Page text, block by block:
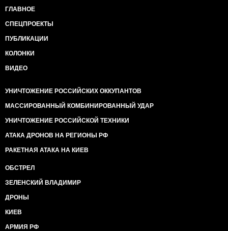
ГЛАВНОЕ
СПЕЦПРОЕКТЫ
ПУБЛИКАЦИИ
КОЛОНКИ
ВИДЕО
УНИЧТОЖЕНИЕ РОССИЙСКИХ ОККУПАНТОВ
МАССИРОВАННЫЙ КОМБИНИРОВАННЫЙ УДАР
УНИЧТОЖЕНИЕ РОССИЙСКОЙ ТЕХНИКИ
АТАКА ДРОНОВ НА РЕГИОНЫ РФ
РАКЕТНАЯ АТАКА НА КИЕВ
ОБСТРЕЛ
ЗЕЛЕНСКИЙ ВЛАДИМИР
ДРОНЫ
КИЕВ
АРМИЯ РФ